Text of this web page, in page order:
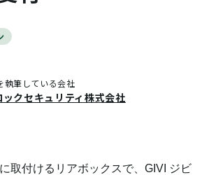
執筆している会社
クセキュリティ株式会社
取付けるリアボックスで、GIVI ジビ